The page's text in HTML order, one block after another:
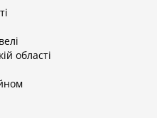
області
з басейном